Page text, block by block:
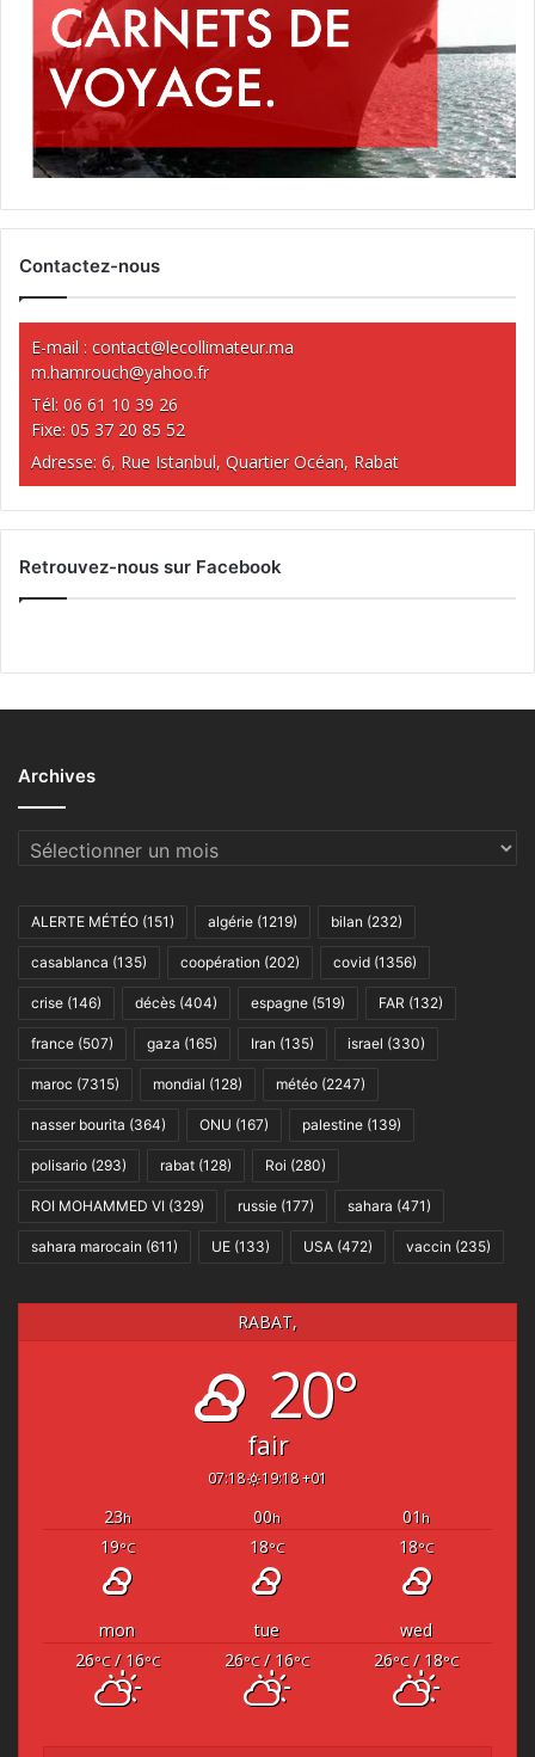
Contactez-nous
E-mail : contact@lecollimateur.ma
m.hamrouch@yahoo.fr
Tél: 06 61 10 39 26
Fixe: 05 37 20 85 52
Adresse: 6, Rue Istanbul, Quartier Océan, Rabat
Retrouvez-nous sur Facebook
Archives
Archives
ALERTE MÉTÉO (151) algérie (1219) bilan (232)
casablanca (135) coopération (202) covid (1356)
crise (146) décès (404) espagne (519) FAR (132)
france (507) gaza (165) Iran (135) israel (330)
maroc (7315) mondial (128) météo (2247)
nasser bourita (364) ONU (167) palestine (139)
polisario (293) rabat (128) Roi (280)
ROI MOHAMMED VI (329) russie (177) sahara (471)
sahara marocain (611) UE (133) USA (472) vaccin (235)
RABAT,
20°
fair
07:18 19:18 +01
23h 00h 01 h
19°C 18°C 18°C
mon tue
wed
26°C/ 16°C 26°C/ 16°C 26°C/ 18°C